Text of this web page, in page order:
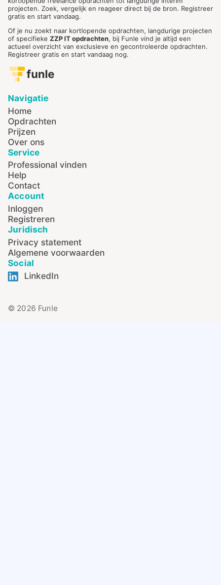
projecten. Zoek, vergelijk en reageer direct bij de bron. Registreer
gratis en start vandaag.
Of je nu zoekt naar kortlopende opdrachten, langdurige projecten
of specifieke ZZP IT opdrachten, bij Funle vind je altijd een
actueel overzicht van exclusieve en gecontroleerde opdrachten.
Registreer gratis en start vandaag nog.
funle
Navigatie
Home
Opdrachten
Prijzen
Over ons
Service
Professional vinden
Help
Contact
Account
Inloggen
Registreren
Juridisch
Privacy statement
Algemene voorwaarden
Social
LinkedIn
© 2026 Funle